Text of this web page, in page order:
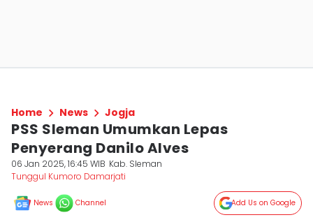
Home News Jogja
PSS Sleman Umumkan Lepas
Penyerang Danilo Alves
06 Jan 2025, 16:45 WIB Kab. Sleman
Tunggul Kumoro Damarjati
News Channel Add Us on Google